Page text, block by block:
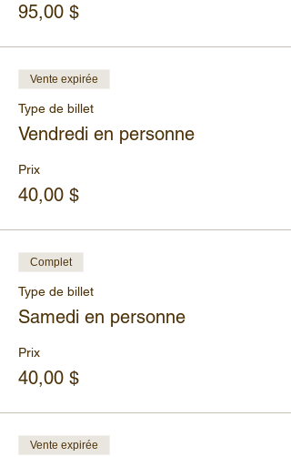
95,00 $
Vente expirée
Type de billet
Vendredi en personne
Prix
40,00 $
Complet
Type de billet
Samedi en personne
Prix
40,00 $
Vente expirée